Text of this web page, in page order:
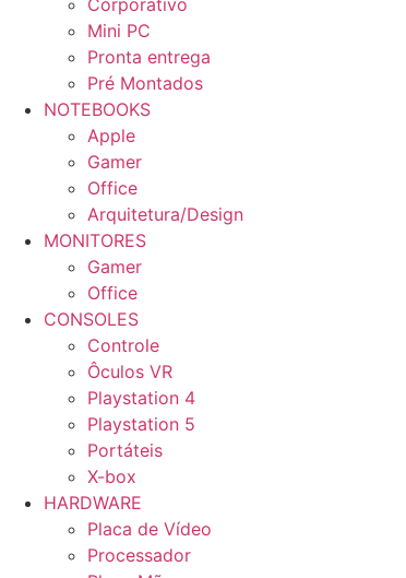
Corporativo
Mini PC
Pronta entrega
Pré Montados
NOTEBOOKS
Apple
Gamer
Office
Arquitetura/Design
MONITORES
Gamer
Office
CONSOLES
Controle
Ôculos VR
Playstation 4
Playstation 5
Portáteis
X-box
HARDWARE
Placa de Vídeo
Processador